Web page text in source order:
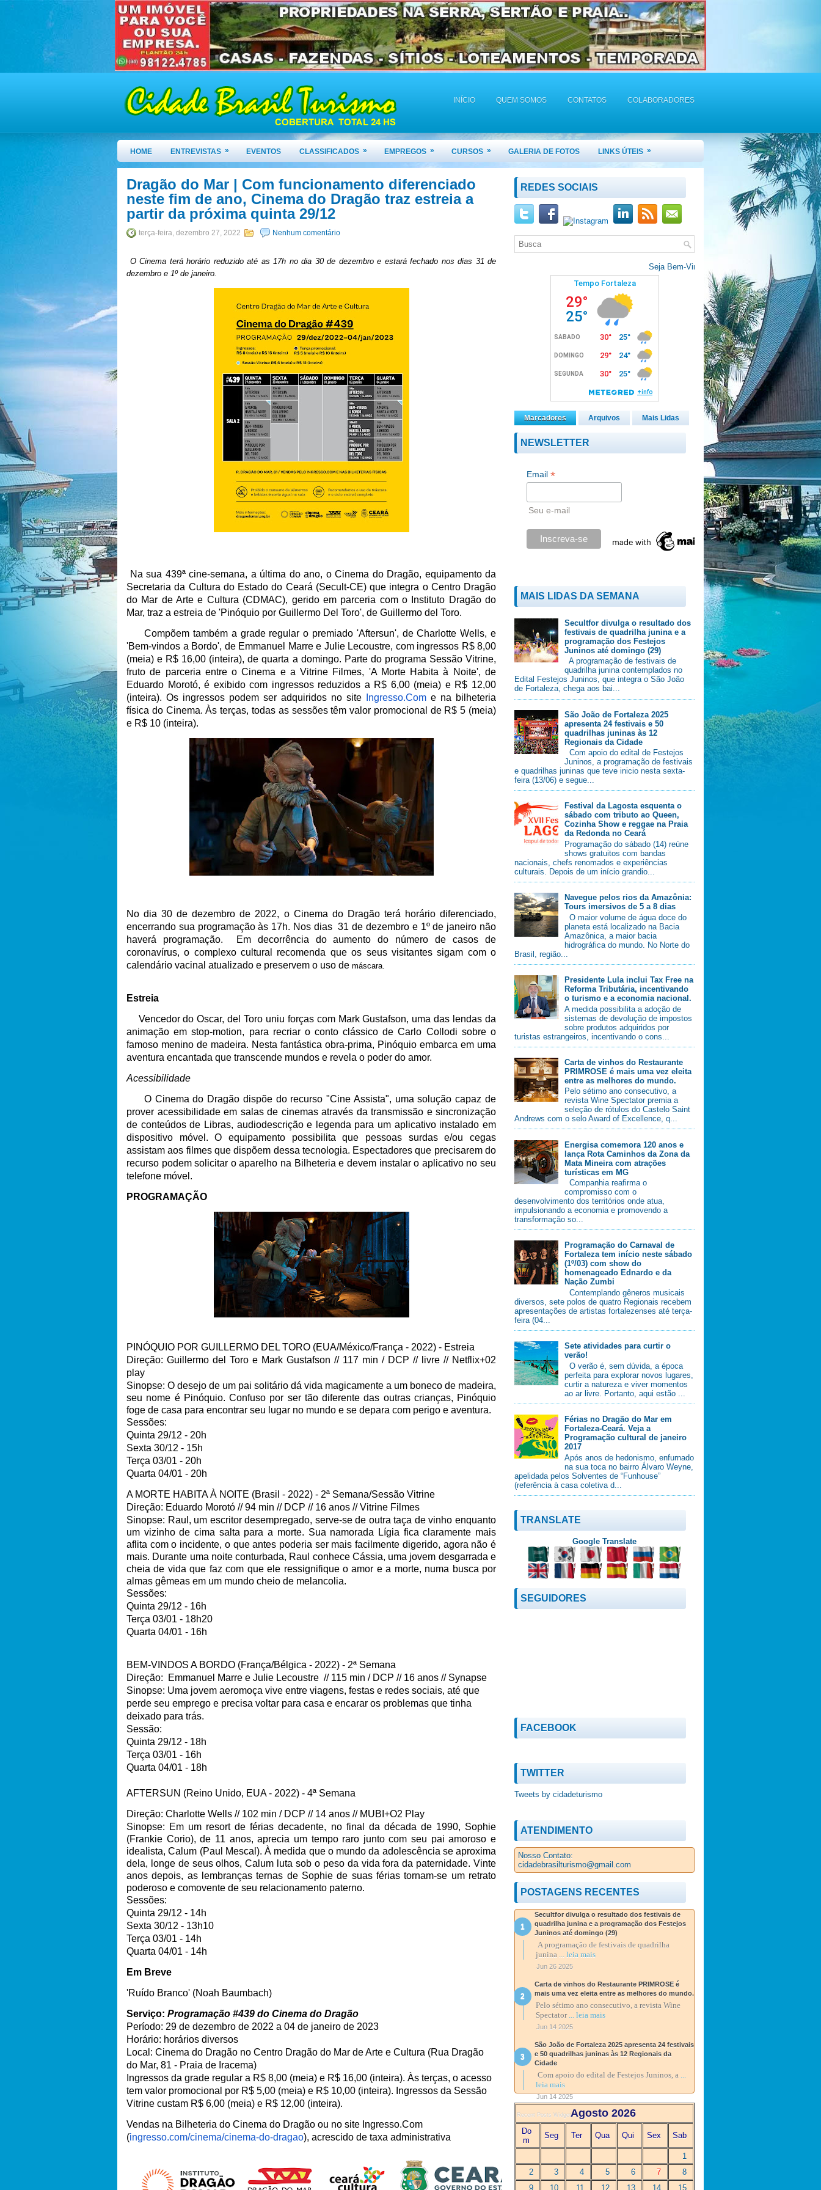
INÍCIO QUEM SOMOS CONTATOS COLABORADORES
HOME ENTREVISTAS » EVENTOS CLASSIFICADOS » EMPREGOS » CURSOS » GALERIA DE FOTOS LINKS ÚTEIS »
Dragão do Mar | Com funcionamento diferenciado
neste fim de ano, Cinema do Dragão traz estreia a
partir da próxima quinta 29/12
terça-feira, dezembro 27, 2022 Nenhum comentário
O Cinema terá horário reduzido até as 17h no dia 30 de dezembro e estará fechado nos dias 31 de
dezembro e 1º de janeiro.
Na sua 439ª cine-semana, a última do ano, o Cinema do Dragão, equipamento da
Secretaria da Cultura do Estado do Ceará (Secult-CE) que integra o Centro Dragão
do Mar de Arte e Cultura (CDMAC), gerido em parceria com o Instituto Dragão do
Mar, traz a estreia de 'Pinóquio por Guillermo Del Toro', de Guillermo del Toro.
Compõem também a grade regular o premiado 'Aftersun', de Charlotte Wells, e
'Bem-vindos a Bordo', de Emmanuel Marre e Julie Lecoustre, com ingressos R$ 8,00
(meia) e R$ 16,00 (inteira), de quarta a domingo. Parte do programa Sessão Vitrine,
fruto de parceria entre o Cinema e a Vitrine Filmes, 'A Morte Habita à Noite', de
Eduardo Morotó, é exibido com ingressos reduzidos a R$ 6,00 (meia) e R$ 12,00
(inteira). Os ingressos podem ser adquiridos no site
Ingresso.Com e na bilheteria
física do Cinema. Às terças, todas as sessões têm valor promocional de R$ 5 (meia)
e R$ 10 (inteira).
No dia 30 de dezembro de 2022, o Cinema do Dragão terá horário diferenciado,
encerrando sua programação às 17h. Nos dias 31 de dezembro e 1º de janeiro não
haverá programação.
Em decorrência do aumento do número de casos de
coronavírus, o complexo cultural recomenda que os seus visitantes sigam com o
calendário vacinal atualizado e preservem o uso de máscara.
Estreia
Vencedor do Oscar, del Toro uniu forças com Mark Gustafson, uma das lendas da
animação em stop-motion, para recriar o conto clássico de Carlo Collodi sobre o
famoso menino de madeira. Nesta fantástica obra-prima, Pinóquio embarca em uma
aventura encantada que transcende mundos e revela o poder do amor.
Acessibilidade
O Cinema do Dragão dispõe do recurso "Cine Assista", uma solução capaz de
prover acessibilidade em salas de cinemas através da transmissão e sincronização
de conteúdos de Libras, audiodescrição e legenda para um aplicativo instalado em
dispositivo móvel. O equipamento possibilita que pessoas surdas e/ou cegas
assistam aos filmes que dispõem dessa tecnologia. Espectadores que precisarem do
recurso podem solicitar o aparelho na Bilheteria e devem instalar o aplicativo no seu
telefone móvel.
PROGRAMAÇÃO
PINÓQUIO POR GUILLERMO DEL TORO (EUA/México/França - 2022) - Estreia
Direção: Guillermo del Toro e Mark Gustafson // 117 min / DCP // livre // Netflix+02
play
Sinopse: O desejo de um pai solitário dá vida magicamente a um boneco de madeira,
seu nome é Pinóquio. Confuso por ser tão diferente das outras crianças, Pinóquio
foge de casa para encontrar seu lugar no mundo e se depara com perigo e aventura.
Sessões:
Quinta 29/12 - 20h
Sexta 30/12 - 15h
Terça 03/01 - 20h
Quarta 04/01 - 20h
A MORTE HABITA À NOITE (Brasil - 2022) - 2ª Semana/Sessão Vitrine
Direção: Eduardo Morotó // 94 min // DCP // 16 anos // Vitrine Filmes
Sinopse: Raul, um escritor desempregado, serve-se de outra taça de vinho enquanto
um vizinho de cima salta para a morte. Sua namorada Lígia fica claramente mais
aflita com o incidente, o que antes poderia ser mais facilmente digerido, agora não é
mais. Durante uma noite conturbada, Raul conhece Cássia, uma jovem desgarrada e
cheia de vida que faz com que ele ressignifique o amor e a morte, numa busca por
almas gêmeas em um mundo cheio de melancolia.
Sessões:
Quinta 29/12 - 16h
Terça 03/01 - 18h20
Quarta 04/01 - 16h
BEM-VINDOS A BORDO (França/Bélgica - 2022) - 2ª Semana
Direção: Emmanuel Marre e Julie Lecoustre // 115 min / DCP // 16 anos // Synapse
Sinopse: Uma jovem aeromoça vive entre viagens, festas e redes sociais, até que
perde seu emprego e precisa voltar para casa e encarar os problemas que tinha
deixado para trás.
Sessão:
Quinta 29/12 - 18h
Terça 03/01 - 16h
Quarta 04/01 - 18h
AFTERSUN (Reino Unido, EUA - 2022) - 4ª Semana
Direção: Charlotte Wells // 102 min / DCP // 14 anos // MUBI+O2 Play
Sinopse: Em um resort de férias decadente, no final da década de 1990, Sophie
(Frankie Corio), de 11 anos, aprecia um tempo raro junto com seu pai amoroso e
idealista, Calum (Paul Mescal). À medida que o mundo da adolescência se aproxima
dela, longe de seus olhos, Calum luta sob o peso da vida fora da paternidade. Vinte
anos depois, as lembranças ternas de Sophie de suas férias tornam-se um retrato
poderoso e comovente de seu relacionamento paterno.
Sessões:
Quinta 29/12 - 14h
Sexta 30/12 - 13h10
Terça 03/01 - 14h
Quarta 04/01 - 14h
Em Breve
'Ruído Branco' (Noah Baumbach)
Serviço: Programação #439 do Cinema do Dragão
Período: 29 de dezembro de 2022 a 04 de janeiro de 2023
Horário: horários diversos
Local: Cinema do Dragão no Centro Dragão do Mar de Arte e Cultura (Rua Dragão
do Mar, 81 - Praia de Iracema)
Ingressos da grade regular a R$ 8,00 (meia) e R$ 16,00 (inteira). Às terças, o acesso
tem valor promocional por R$ 5,00 (meia) e R$ 10,00 (inteira). Ingressos da Sessão
Vitrine custam R$ 6,00 (meia) e R$ 12,00 (inteira).
Vendas na Bilheteria do Cinema do Dragão ou no site Ingresso.Com
(ingresso.com/cinema/cinema-do-dragao), acrescido de taxa administrativa
REDES SOCIAIS
Seja Bem-Vindo(a)!
Marcadores Arquivos Mais Lidas
NEWSLETTER
Email *
Seu e-mail
MAIS LIDAS DA SEMANA
Secultfor divulga o resultado dos
festivais de quadrilha junina e a
programação dos Festejos
Juninos até domingo (29)
A programação de festivais de
quadrilha junina contemplados no
Edital Festejos Juninos, que integra o São João
de Fortaleza, chega aos bai...
São João de Fortaleza 2025
apresenta 24 festivais e 50
quadrilhas juninas às 12
Regionais da Cidade
Com apoio do edital de Festejos
Juninos, a programação de festivais
e quadrilhas juninas que teve inicio nesta sexta-
feira (13/06) e segue...
Festival da Lagosta esquenta o
sábado com tributo ao Queen,
Cozinha Show e reggae na Praia
da Redonda no Ceará
Programação do sábado (14) reúne
shows gratuitos com bandas
nacionais, chefs renomados e experiências
culturais. Depois de um início grandio...
Navegue pelos rios da Amazônia:
Tours imersivos de 5 a 8 dias
O maior volume de água doce do
planeta está localizado na Bacia
Amazônica, a maior bacia
hidrográfica do mundo. No Norte do
Brasil, região...
Presidente Lula inclui Tax Free na
Reforma Tributária, incentivando
o turismo e a economia nacional.
A medida possibilita a adoção de
sistemas de devolução de impostos
sobre produtos adquiridos por
turistas estrangeiros, incentivando o cons...
Carta de vinhos do Restaurante
PRIMROSE é mais uma vez eleita
entre as melhores do mundo.
Pelo sétimo ano consecutivo, a
revista Wine Spectator premia a
seleção de rótulos do Castelo Saint
Andrews com o selo Award of Excellence, q...
Energisa comemora 120 anos e
lança Rota Caminhos da Zona da
Mata Mineira com atrações
turísticas em MG
Companhia reafirma o
compromisso com o
desenvolvimento dos territórios onde atua,
impulsionando a economia e promovendo a
transformação so...
Programação do Carnaval de
Fortaleza tem início neste sábado
(1º/03) com show do
homenageado Ednardo e da
Nação Zumbi
Contemplando gêneros musicais
diversos, sete polos de quatro Regionais recebem
apresentações de artistas fortalezenses até terça-
feira (04...
Sete atividades para curtir o
verão!
O verão é, sem dúvida, a época
perfeita para explorar novos lugares,
curtir a natureza e viver momentos
ao ar livre. Portanto, aqui estão ...
Férias no Dragão do Mar em
Fortaleza-Ceará. Veja a
Programação cultural de janeiro
2017
Após anos de hedonismo, enfurnado
na sua toca no bairro Álvaro Weyne,
apelidada pelos Solventes de “Funhouse”
(referência à casa coletiva d...
TRANSLATE
Google Translate
SEGUIDORES
FACEBOOK
TWITTER
Tweets by cidadeturismo
ATENDIMENTO
Nosso Contato:
cidadebrasilturismo@gmail.com
POSTAGENS RECENTES
Secultfor divulga o resultado dos festivais de
quadrilha junina e a programação dos Festejos
Juninos até domingo (29)
A programação de festivais de quadrilha
junina
... leia mais
Jun 26 2025
Carta de vinhos do Restaurante PRIMROSE é
mais uma vez eleita entre as melhores do mundo.
Pelo sétimo ano consecutivo, a revista Wine
Spectator
... leia mais
Jun 14 2025
São João de Fortaleza 2025 apresenta 24 festivais
e 50 quadrilhas juninas às 12 Regionais da
Cidade
Com apoio do edital de Festejos Juninos, a
leia mais
Jun 14 2025
Recent Posts WidgetAgosto 2026
Do
m
Seg Ter Qua Qui Sex Sab
1
2
3 4 5 6 7
8
9
10 11 12 13 14 15